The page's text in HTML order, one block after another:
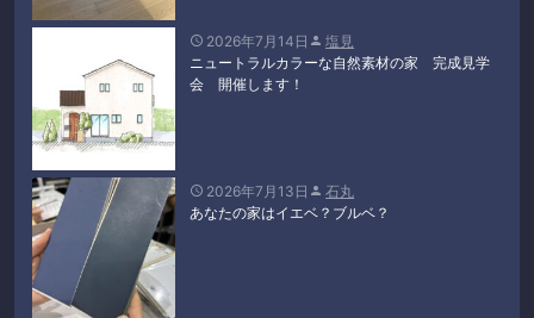
 2026年7月14日  塩見
ニュートラルカラーな自然素材の家 完成見学
会 開催します！
 2026年7月13日  石丸
あなたの家はイエベ？ブルベ？